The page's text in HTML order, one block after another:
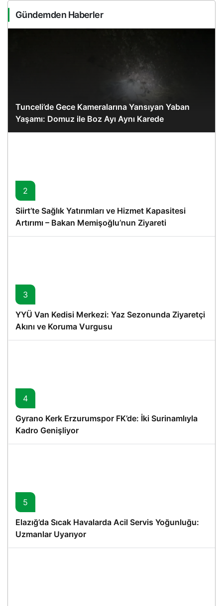
Gündemden Haberler
Tunceli’de Gece Kameralarına Yansıyan Yaban
Yaşamı: Domuz ile Boz Ayı Aynı Karede
2
Siirt’te Sağlık Yatırımları ve Hizmet Kapasitesi
Artırımı – Bakan Memişoğlu’nun Ziyareti
3
YYÜ Van Kedisi Merkezi: Yaz Sezonunda Ziyaretçi
Akını ve Koruma Vurgusu
4
Gyrano Kerk Erzurumspor FK’de: İki Surinamlıyla
Kadro Genişliyor
5
Elazığ’da Sıcak Havalarda Acil Servis Yoğunluğu:
Uzmanlar Uyarıyor